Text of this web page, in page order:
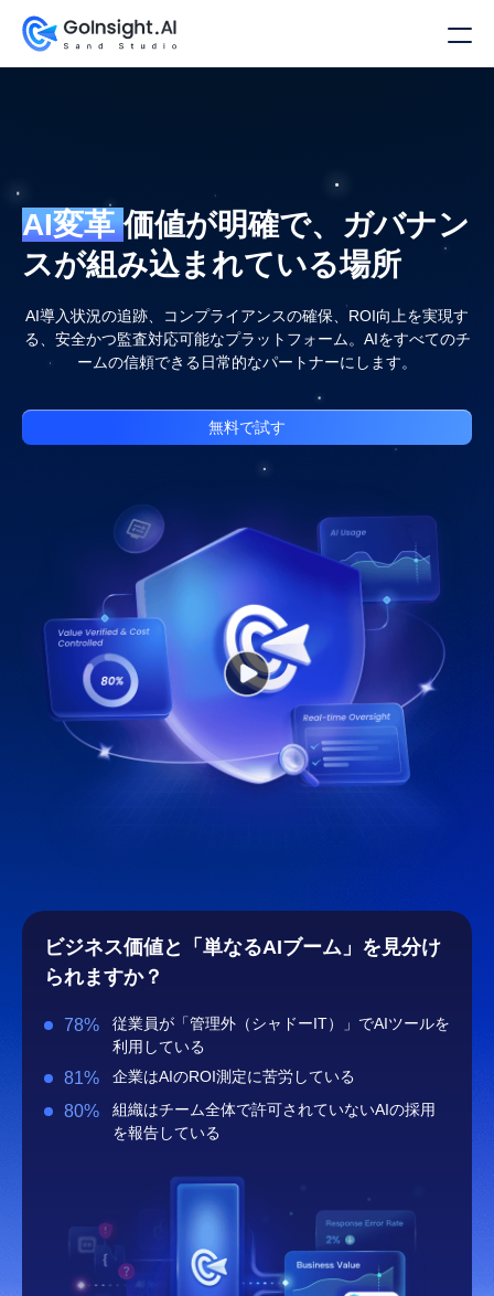
AI変革価値が明確で、ガバナン
スが組み込まれている場所
AI導入状況の追跡、コンプライアンスの確保、ROI向上を実現す
る、安全かつ監査対応可能なプラットフォーム。AIをすべてのチ
ームの信頼できる日常的なパートナーにします。
無料で試す
ビジネス価値と「単なるAIブーム」を見分け
られますか？
78%
従業員が「管理外（シャドーIT）」でAIツールを
利用している
81% 企業はAIのROI測定に苦労している
80%
組織はチーム全体で許可されていないAIの採用
を報告している